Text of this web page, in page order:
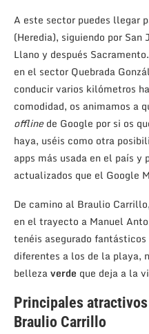
A este sector puedes llegar
(Heredia), siguiendo por San
Llano y después
en el sector Quebrada
conducir varios kilómetros
comodidad, os animamos a
offlinede Google por si os
haya, uséis como otra
apps más usada en el país
actualizados que el Google
De camino al Braulio
en el trayecto a Manuel
tenéis asegurado
diferentes a los de la playa,
bellezaverde que deja a la
Principales
Braulio Carrillo